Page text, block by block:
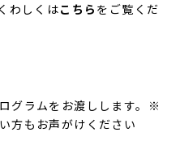
わしくはこちら をご覧くだ
グラムをお渡しします。※
方もお声がけください